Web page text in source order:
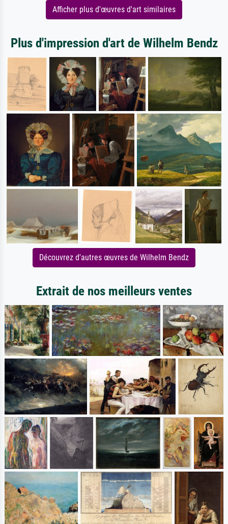
Afficher plus d'œuvres d'art similaires
Plus d'impression d'art de Wilhelm Bendz
Découvrez d'autres œuvres de Wilhelm Bendz
Extrait de nos meilleurs ventes